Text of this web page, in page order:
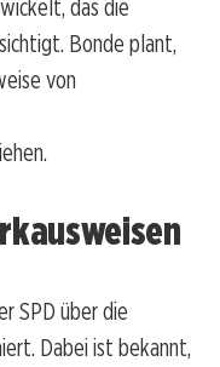
das die
Bonde plant,
von
SPD über die
Dabei ist bekannt,